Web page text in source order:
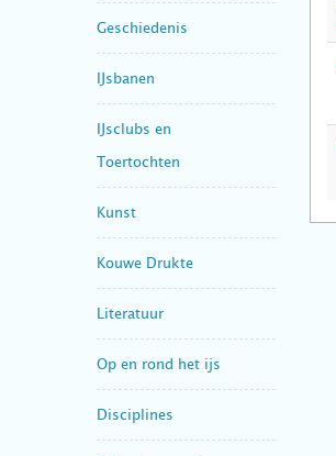
Geschiedenis
IJsbanen
IJsclubs en
Toertochten
Kunst
Kouwe Drukte
Literatuur
Op en rond het ijs
Disciplines